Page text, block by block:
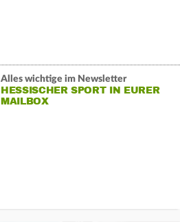
Alles wichtige im Newsletter
HESSISCHER SPORT IN EURER
MAILBOX